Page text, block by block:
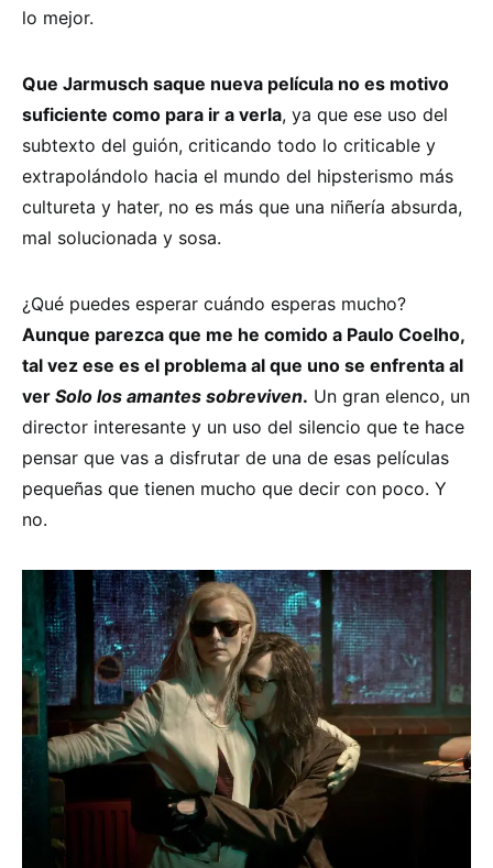
lo mejor.
Que Jarmusch saque nueva película no es motivo
suficiente como para ir a verla, ya que ese uso del
subtexto del guión, criticando todo lo criticable y
extrapolándolo hacia el mundo del hipsterismo más
cultureta y hater, no es más que una niñería absurda,
mal solucionada y sosa.
¿Qué puedes esperar cuándo esperas mucho?
Aunque parezca que me he comido a Paulo Coelho,
tal vez ese es el problema al que uno se enfrenta al
ver Solo los amantes sobreviven. Un gran elenco, un
director interesante y un uso del silencio que te hace
pensar que vas a disfrutar de una de esas películas
pequeñas que tienen mucho que decir con poco. Y
no.